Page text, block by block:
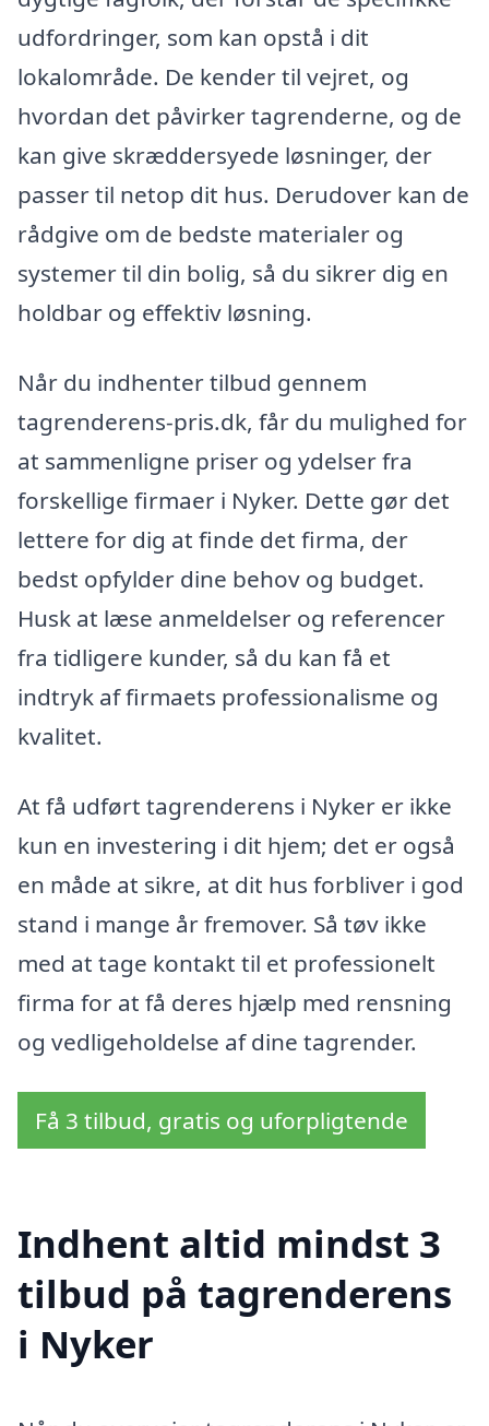
udfordringer, som kan opstå i dit
lokalområde. De kender til vejret, og
hvordan det påvirker tagrenderne, og de
kan give skræddersyede løsninger, der
passer til netop dit hus. Derudover kan de
rådgive om de bedste materialer og
systemer til din bolig, så du sikrer dig en
holdbar og effektiv løsning.
Når du indhenter tilbud gennem
tagrenderens-pris.dk, får du mulighed for
at sammenligne priser og ydelser fra
forskellige firmaer i Nyker. Dette gør det
lettere for dig at finde det firma, der
bedst opfylder dine behov og budget.
Husk at læse anmeldelser og referencer
fra tidligere kunder, så du kan få et
indtryk af firmaets professionalisme og
kvalitet.
At få udført tagrenderens i Nyker er ikke
kun en investering i dit hjem; det er også
en måde at sikre, at dit hus forbliver i god
stand i mange år fremover. Så tøv ikke
med at tage kontakt til et professionelt
firma for at få deres hjælp med rensning
og vedligeholdelse af dine tagrender.
Få 3 tilbud, gratis og uforpligtende
Indhent altid mindst 3
tilbud på tagrenderens
i Nyker